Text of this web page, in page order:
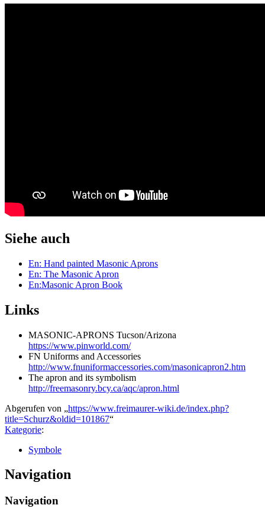
Siehe auch
En: Hand painted Masonic Aprons
En: The Masonic Apron
En:Masonic Apron Book
Links
MASONIC-APRONS Tucson/Arizona
https://www.pinworld.com/
FN Uniforms and Accessories
http://www.fnuniformaccessories.com/masonicapron2.htm
The apron and its symbolism
http://freemasonry.bcy.ca/aqc/apron.html
Abgerufen von „https://www.freimaurer-wiki.de/index.php?
title=Schurz&oldid=101867“
Kategorie:
Symbole
Navigation
Navigation